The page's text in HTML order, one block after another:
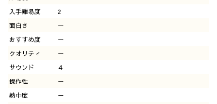
入手難易度
2
面白さ
ー
おすすめ度
ー
クオリティ
ー
サウンド
４
操作性
ー
熱中度
ー